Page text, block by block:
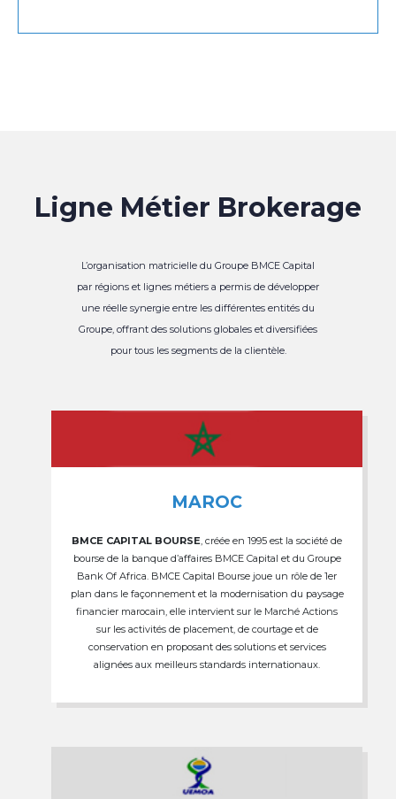
Ligne Métier Brokerage
L’organisation matricielle du Groupe BMCE Capital
par régions et lignes métiers a permis de développer
une réelle synergie entre les différentes entités du
Groupe, offrant des solutions globales et diversifiées
pour tous les segments de la clientèle.
MAROC
BMCE CAPITAL BOURSE , créée en 1995 est la société de
bourse de la banque d’affaires BMCE Capital et du Groupe
Bank Of Africa. BMCE Capital Bourse joue un rôle de 1er
plan dans le façonnement et la modernisation du paysage
financier marocain, elle intervient sur le Marché Actions
sur les activités de placement, de courtage et de
conservation en proposant des solutions et services
alignées aux meilleurs standards internationaux.